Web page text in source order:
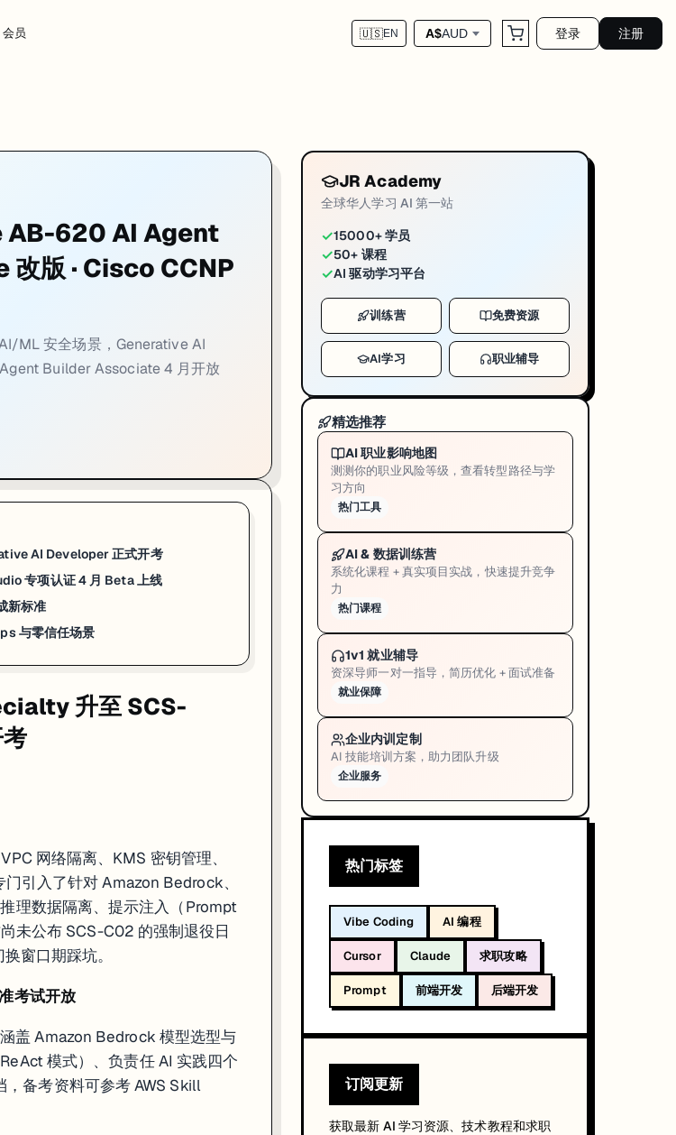
会员 🇺🇸EN A$AUD 登录 注册
威胁检测。升级后的 SCS-C03 在这些基础之上，专门引入了针对 Amazon Bedrock、SageMaker 工
调、RAG 架构设计、Agent 工具链编排（Function Calling / ReAct 模式）、负责任 AI 实践四个核心域。
Studio 专项认证 4 月 Beta 上线
段，这是微软首个聚焦 Copilot Studio 多 Agent 生产部署
计
人可以在考后提交题目修改建议，影响正式版题库质量。对于 Power Platform 开发者和 M365 管理员，AB-620
）基础的候选人，备考 AB-620 的曲线相对平缓，核心概念重叠度高。
，解决此前大量用户机器刷积分的问题。
平台后台自动检测 Cloud 项目中是否真实创建了对应资源，截图操作不再被计入完成状态。Sprint 积分上限同步收
赠 35 个 Lab Credits，覆盖 Gemini API、Vertex AI Agent Builder 等认证备考核心路径。
次改版实质上是利好——真实操作 Lab 的知识转化率远高于刷题积分，动手能力积累更扎实。Cloud Skills Boost
AI-ops 与零信任场景
Analytics 与 ThousandEyes 的告警关联分析
MFA、ISE 集成配置场景
AB-620 AI Agent
版 · Cisco CCNP
ML 安全场景，Generative AI
Builder Associate 4 月开放
AI Developer 正式开考
专项认证 4 月 Beta 上线
新标准
与零信任场景
升至 SCS-
网络隔离、KMS 密钥管理、
引入了针对 Amazon Bedrock、
理数据隔离、提示注入（Prompt
未公布 SCS-C02 的强制退役日
窗口期踩坑。
考试开放
盖 Amazon Bedrock 模型选型与
模式）、负责任 AI 实践四个
备考资料可参考 AWS Skill
JR Academy
全球华人学习 AI 第一站
✓15000+ 学员
✓50+ 课程
✓AI 驱动学习平台
训练营 免费资源
AI学习 职业辅导
精选推荐
AI 职业影响地图
测测你的职业风险等级，查看转型路径与学
习方向
热门工具
AI & 数据训练营
系统化课程 + 真实项目实战，快速提升竞争
力
热门课程
1v1 就业辅导
资深导师一对一指导，简历优化 + 面试准备
就业保障
企业内训定制
AI 技能培训方案，助力团队升级
企业服务
热门标签
Vibe Coding AI 编程
Cursor Claude 求职攻略
Prompt 前端开发 后端开发
订阅更新
获取最新 AI 学习资源、技术教程和求职